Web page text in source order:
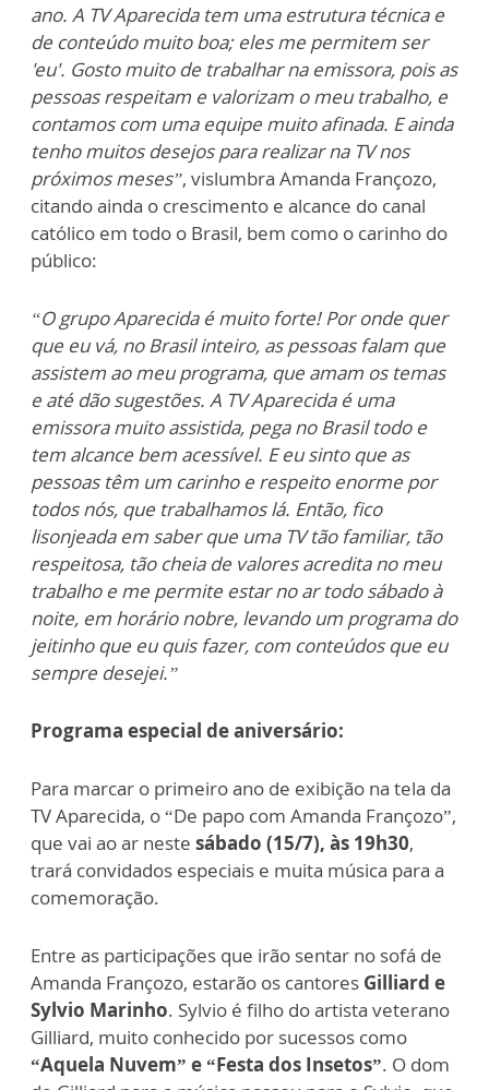
ano. A TV Aparecida tem uma estrutura técnica e
de conteúdo muito boa; eles me permitem ser
'eu'. Gosto muito de trabalhar na emissora, pois as
pessoas respeitam e valorizam o meu trabalho, e
contamos com uma equipe muito afinada. E ainda
tenho muitos desejos para realizar na TV nos
próximos meses”, vislumbra Amanda Françozo,
citando ainda o crescimento e alcance do canal
católico em todo o Brasil, bem como o carinho do
público:
“O grupo Aparecida é muito forte! Por onde quer
que eu vá, no Brasil inteiro, as pessoas falam que
assistem ao meu programa, que amam os temas
e até dão sugestões. A TV Aparecida é uma
emissora muito assistida, pega no Brasil todo e
tem alcance bem acessível. E eu sinto que as
pessoas têm um carinho e respeito enorme por
todos nós, que trabalhamos lá. Então, fico
lisonjeada em saber que uma TV tão familiar, tão
respeitosa, tão cheia de valores acredita no meu
trabalho e me permite estar no ar todo sábado à
noite, em horário nobre, levando um programa do
jeitinho que eu quis fazer, com conteúdos que eu
sempre desejei.”
Programa especial de aniversário:
Para marcar o primeiro ano de exibição na tela da
TV Aparecida, o “De papo com Amanda Françozo”,
que vai ao ar neste sábado (15/7), às 19h30,
trará convidados especiais e muita música para a
comemoração.
Entre as participações que irão sentar no sofá de
Amanda Françozo, estarão os cantores Gilliard e
Sylvio Marinho. Sylvio é filho do artista veterano
Gilliard, muito conhecido por sucessos como
“Aquela Nuvem” e “Festa dos Insetos”. O dom